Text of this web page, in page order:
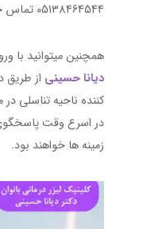
05138464544 تماس حاصل نمایید.
همچنین میتوانید با
دیانا حسینی از
کننده ناحیه تناسلی
در اسرع وقت پاسخگوی
زمینه ها خواهند بود.